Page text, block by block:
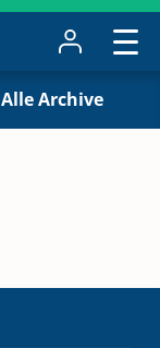
Alle Archive